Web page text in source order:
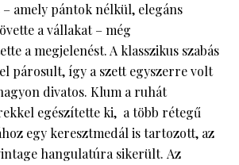
amely pántok nélkül, elegáns
a vállakat – még
a megjelenést. A klasszikus szabás
párosult, így a szett egyszerre volt
divatos. Klum a ruhát
egészítette ki, a több rétegű
egy keresztmedál is tartozott, az
hangulatúra sikerült. Az